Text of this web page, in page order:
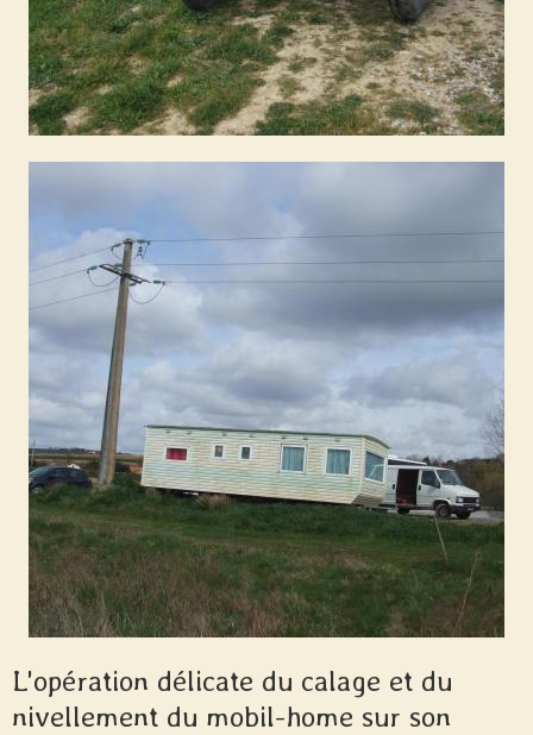
L'opération délicate du calage et du
nivellement du mobil-home sur son